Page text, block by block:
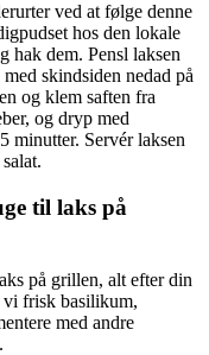
ved at følge denne
hos den lokale
hak dem. Pensl laksen
skindsiden nedad på
og klem saften fra
og dryp med
minutter. Servér laksen
til laks på
på grillen, alt efter din
vi frisk basilikum,
med andre